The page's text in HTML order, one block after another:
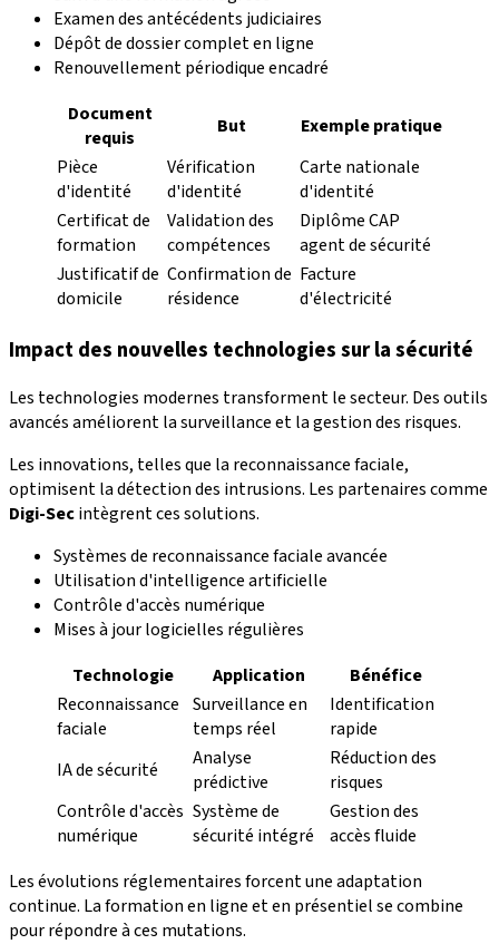
Examen des antécédents judiciaires
Dépôt de dossier complet en ligne
Renouvellement périodique encadré
Document
requis
But
Exemple pratique
Pièce
d'identité
Vérification
d'identité
Carte nationale
d'identité
Certificat de
formation
Validation des
compétences
Diplôme CAP
agent de sécurité
Justificatif de
domicile
Confirmation de
résidence
Facture
d'électricité
Impact des nouvelles technologies sur la sécurité
Les technologies modernes transforment le secteur. Des outils
avancés améliorent la surveillance et la gestion des risques.
Les innovations, telles que la reconnaissance faciale,
optimisent la détection des intrusions. Les partenaires comme
Digi-Secintègrent ces solutions.
Systèmes de reconnaissance faciale avancée
Utilisation d'intelligence artificielle
Contrôle d'accès numérique
Mises à jour logicielles régulières
Technologie
Application
Bénéfice
Reconnaissance
faciale
Surveillance en
temps réel
Identification
rapide
IA de sécurité
Analyse
prédictive
Réduction des
risques
Contrôle d'accès
numérique
Système de
sécurité intégré
Gestion des
accès fluide
Les évolutions réglementaires forcent une adaptation
continue. La formation en ligne et en présentiel se combine
pour répondre à ces mutations.